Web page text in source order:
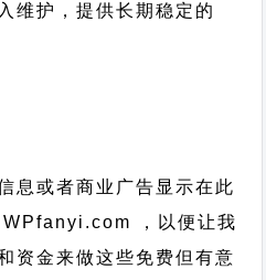
维护，提供长期稳定的
息或者商业广告显示在此
，以便让我
资金来做这些免费但有意